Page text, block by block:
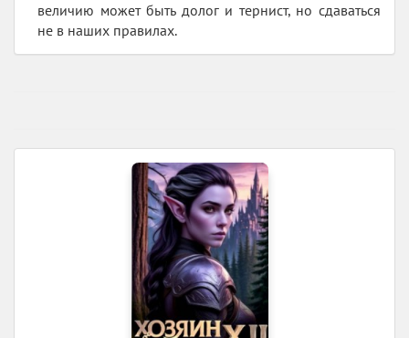
величию может быть долог и тернист, но сдаваться
не в наших правилах.